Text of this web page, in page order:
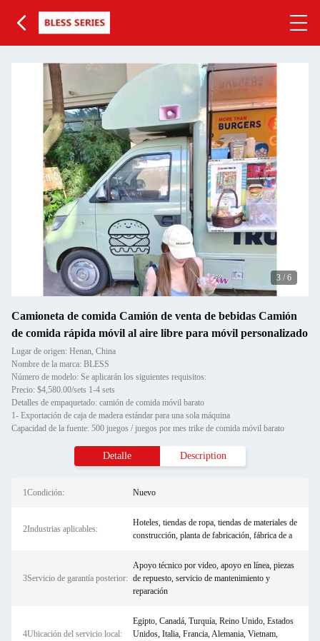
3 / 6
Camioneta de comida Camión de venta de bebidas Camión
de comida rápida móvil al aire libre para móvil personalizado
Lugar de origen: Henan, China
Nombre de la marca: BLESS
Número de modelo: Se aplicarán los siguientes requisitos:
Precio: $4,580.00/sets 1-4 sets
Detalles de empaquetado: camión de comida móvil barato
1- Exportación de caja de madera estándar para una sola máquina
Capacidad de la fuente: 500 juegos / juegos por mes trike de comida móvil barato
Detalle Description
1Condición: Nuevo
2Industrias aplicables:
Hoteles, tiendas de ropa, tiendas de materiales de
construcción, planta de fabricación, fábrica de a
3Servicio de garantía posterior:
Apoyo técnico por video, apoyo en línea, piezas
de repuesto, servicio de mantenimiento y
reparación
4Ubicación del servicio local:
Egipto, Canadá, Turquía, Reino Unido, Estados
Unidos, Italia, Francia, Alemania, Vietnam,